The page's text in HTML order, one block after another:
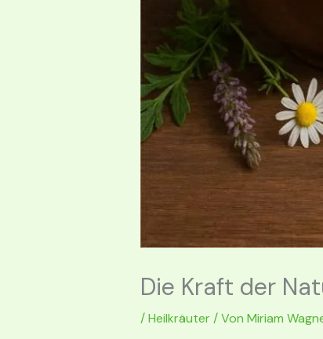
Die Kraft der
/Heilkräuter/ Von Miriam